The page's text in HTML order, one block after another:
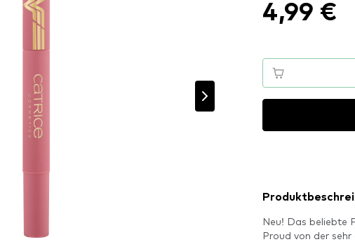
4,99 €
Neu! Das beliebte
Proud von der